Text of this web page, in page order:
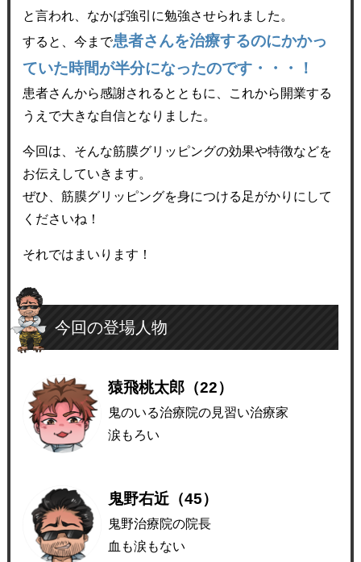
と言われ、なかば強引に勉強させられました。
すると、今まで患者さんを治療するのにかかっ
ていた時間が半分になったのです・・・！
患者さんから感謝されるとともに、これから開業する
うえで大きな自信となりました。
今回は、そんな筋膜グリッピングの効果や特徴などを
お伝えしていきます。
ぜひ、筋膜グリッピングを身につける足がかりにして
くださいね！
それではまいります！
今回の登場人物
猿飛桃太郎（22）
鬼のいる治療院の見習い治療家
涙もろい
鬼野右近（45）
鬼野治療院の院長
血も涙もない